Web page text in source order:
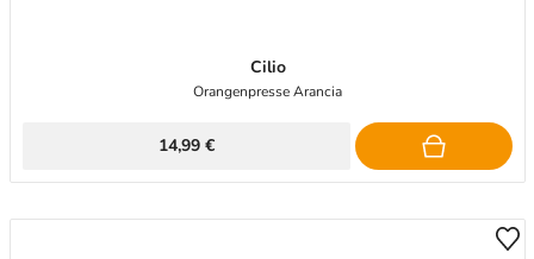
Cilio
Orangenpresse Arancia
14,99 €